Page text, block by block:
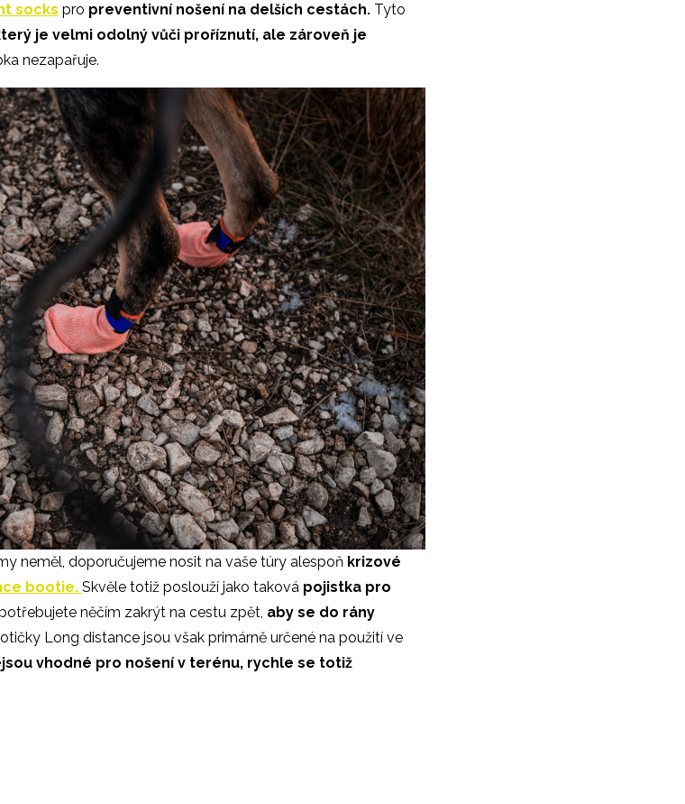
socks pro preventivní nošení na delších cestách. Tyto
je velmi odolný vůči proříznutí, ale zároveň je
nezapařuje.
neměl, doporučujeme nosit na vaše túry alespoň krizové
bootie. Skvěle totiž poslouží jako taková pojistka pro
něčím zakrýt na cestu zpět, aby se do rány
Long distance jsou však primárně určené na použití ve
vhodné pro nošení v terénu, rychle se totiž